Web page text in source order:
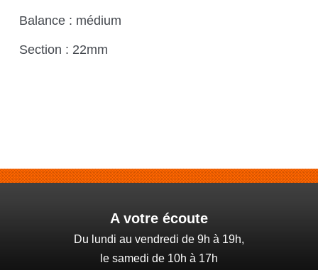
Balance : médium
Section : 22mm
A votre écoute
Du lundi au vendredi de 9h à 19h,
le samedi de 10h à 17h